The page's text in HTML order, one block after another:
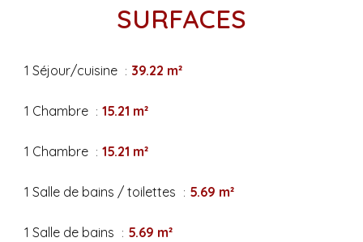
SURFACES
1 Séjour/cuisine 39.22 m²
1 Chambre 15.21 m²
1 Chambre 15.21 m²
1 Salle de bains / toilettes 5.69 m²
1 Salle de bains 5.69 m²